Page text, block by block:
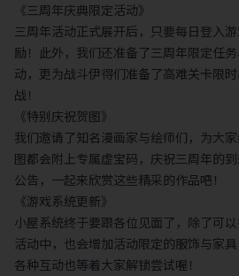
《三周年庆典限定活动》
三周年活动正式展开后，只要每日登入
励！此外，我们还准备了三周年限定任
动，更为战斗伊得们准备了高难关卡限
战！
《特别庆祝贺图》
我们邀请了知名漫画家与绘师们，为大
图都会附上专属虚宝码，庆祝三周年的
公告，一起来欣赏这些精采的作品吧！
《游戏系统更新》
小屋系统终于要跟各位见面了，除了可
活动中，也会增加活动限定的服饰与家
各种互动也等着大家解锁尝试喔！